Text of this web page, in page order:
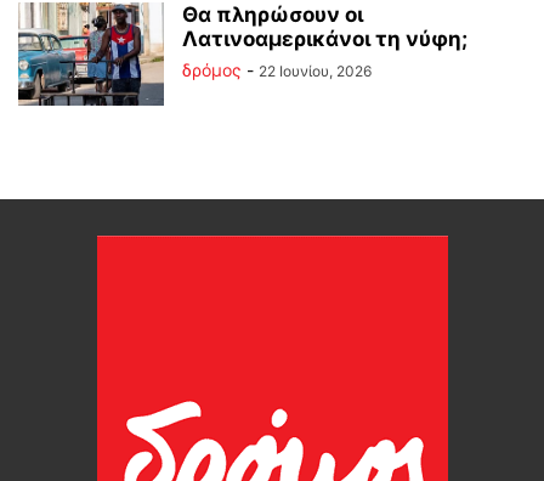
Θα πληρώσουν οι
Λατινοαμερικάνοι τη νύφη;
δρόμος - 22 Ιουνίου, 2026